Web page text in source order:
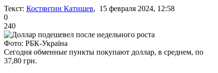
Текст: Костянтин Катишев, 15 февраля 2024, 12:58
0
240
Фото: РБК-Україна
Сегодня обменные пункты покупают доллар, в среднем, по
37,80 грн.